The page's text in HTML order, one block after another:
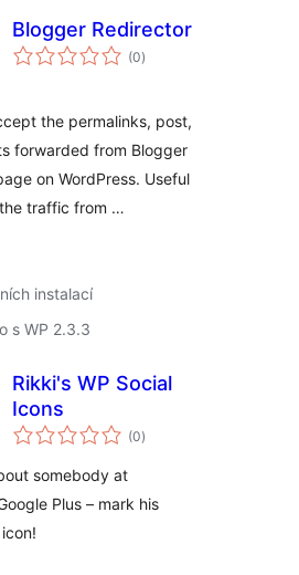
Blogger Redirector
(0celkové
hodnocení
)
the permalinks, post,
forwarded from Blogger
on WordPress. Useful
traffic from …
instalací
s WP 2.3.3
Rikki's WP Social
Icons
(0celkové
hodnocení
)
somebody at
Plus – mark his